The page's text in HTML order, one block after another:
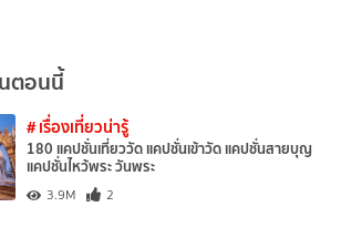
ตอนนี้
# เรื่องเที่ยวน่ารู้
180 แคปชั่นเที่ยววัด แคปชั่นเข้าวัด แคปชั่นสายบุญ
แคปชั่นไหว้พระ วันพระ
3.9M 2